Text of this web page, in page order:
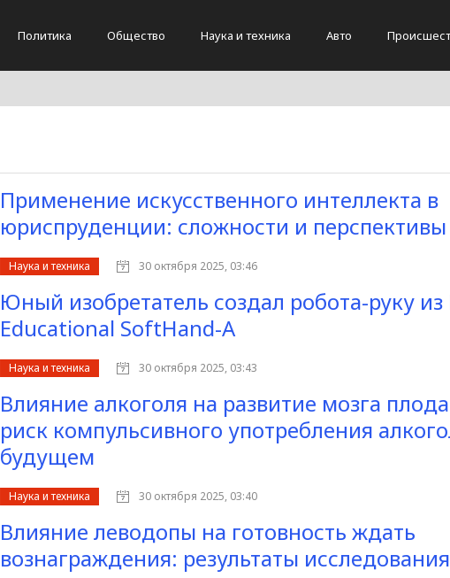
Политика Общество Наука и техника Авто
Применение искусственного интеллекта в
юриспруденции: сложности и перспективы
Наука и техника 30 октября 2025, 03:46
Юный изобретатель создал робота-руку из
Educational SoftHand-A
Наука и техника 30 октября 2025, 03:43
Влияние алкоголя на развитие мозга
риск компульсивного употребления
будущем
Наука и техника 30 октября 2025, 03:40
Влияние леводопы на готовность ждать
вознаграждения: результаты исследования